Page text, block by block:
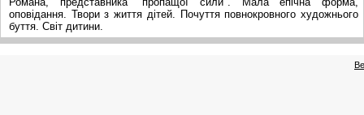
оповідання. Твори з життя дітей. Почуття повнокровного художнього
буття. Світ дитини.